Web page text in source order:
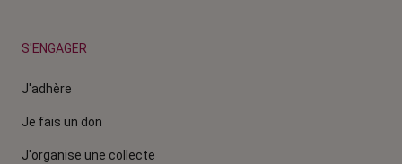
S'ENGAGER
J'adhère
Je fais un don
J'organise une collecte